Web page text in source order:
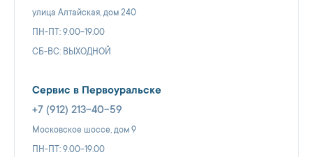
улица Алтайская, дом 240
ПН-ПТ: 9.00-19.00
СБ-ВС: ВЫХОДНОЙ
Сервис в Первоуральске
+7 (912) 213-40-59
Московское шоссе, дом 9
ПН-ПТ: 9.00-19.00